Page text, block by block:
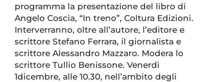
programma la presentazione del libro di
Angelo Coscia, “In treno”, Coltura Edizioni.
Interverranno, oltre all’autore, l’editore e
scrittore Stefano Ferrara, il giornalista e
scrittore Alessandro Mazzaro. Modera lo
scrittore Tullio Benissone. Venerdì
1dicembre, alle 10.30, nell’ambito degli